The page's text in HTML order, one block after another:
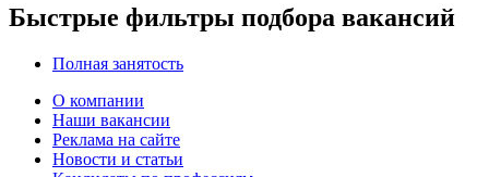
Быстрые фильтры подбора вакансий
Полная занятость
О компании
Наши вакансии
Реклама на сайте
Новости и статьи